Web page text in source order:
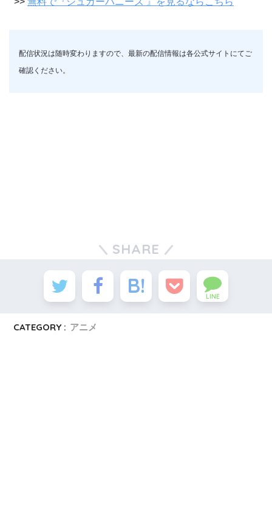
配信状況は随時変わりますので、最新の配信情報は各公式サイトにてご
確認ください。
SHARE
LINE
CATEGORY : アニメ